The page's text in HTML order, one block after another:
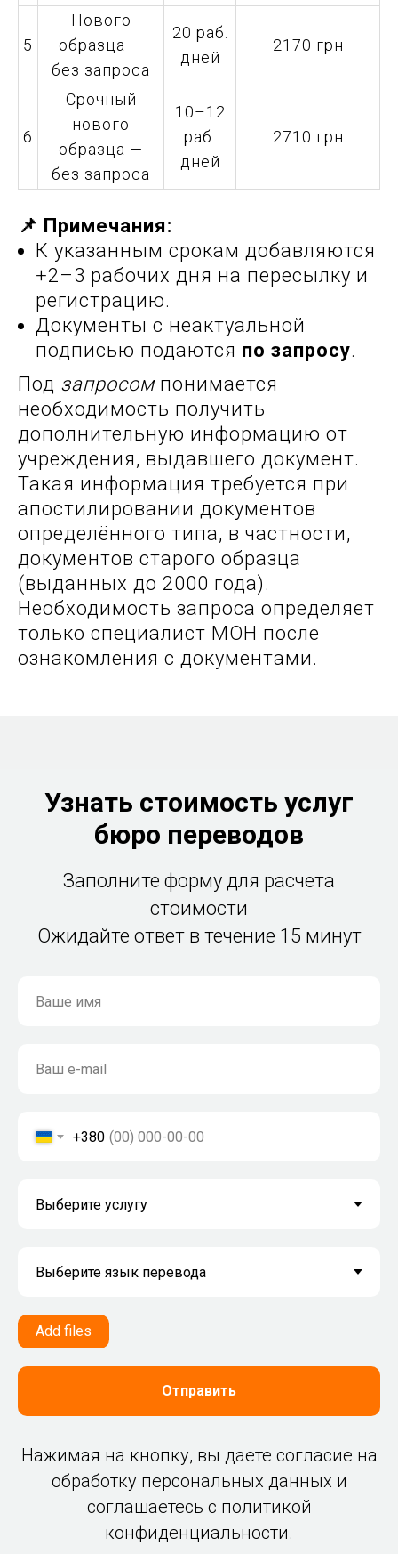
5
Нового
образца —
без запроса
20 раб.
дней
2170 грн
6
Срочный
нового
образца —
без запроса
10–12
раб.
дней
2710 грн
📌 Примечания:
К указанным срокам добавляются
+2–3 рабочих дня на пересылку и
регистрацию.
Документы с неактуальной
подписью подаются по запросу.
Под запросомпонимается
необходимость получить
дополнительную информацию от
учреждения, выдавшего документ.
Такая информация требуется при
апостилировании документов
определённого типа, в частности,
документов старого образца
(выданных до 2000 года).
Необходимость запроса определяет
только специалист МОН после
ознакомления с документами.
Узнать стоимость услуг
бюро переводов
Заполните форму для расчета
стоимости
Ожидайте ответ в течение 15 минут
+380
Add files
Отправить
Нажимая на кнопку, вы даете согласие на
обработку персональных данных и
соглашаетесь c политикой
конфиденциальности.